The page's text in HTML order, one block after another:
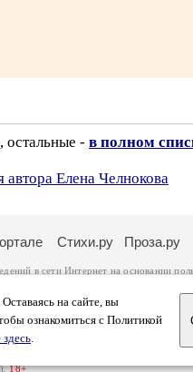
остальные - в полном
автора Елена Челнокова
на сайте, вы
ознакомиться с Политикой
.
Стихи.ру Проза.ру
в сети Интернет на основании
с согласия его автора, к
законодательства Российской
подробнуюинформацию о портале
более двух миллионов страниц
количество посетителей.
.18+